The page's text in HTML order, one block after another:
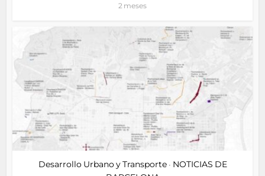
2 meses
Desarrollo Urbano y Transporte • NOTICIAS DE